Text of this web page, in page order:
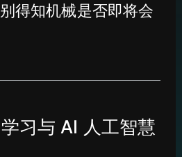
得知机械是否即将会
习与 AI 人工智慧